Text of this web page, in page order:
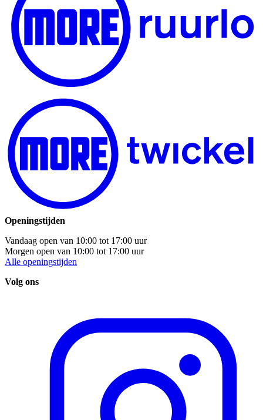
Openingstijden
Vandaag open van 10:00 tot 17:00 uur
Morgen open van 10:00 tot 17:00 uur
Alle openingstijden
Volg ons